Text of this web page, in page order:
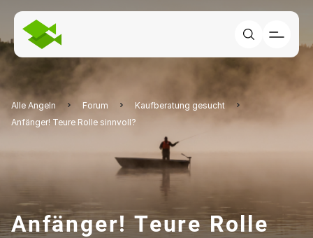
Alle Angeln Forum
Kaufberatung gesucht
Anfänger! Teure Rolle sinnvoll?
Anfänger! Teure Rolle